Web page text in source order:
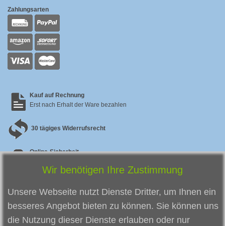
Zahlungsarten
Kauf auf Rechnung
Erst nach Erhalt der Ware bezahlen
30 tägiges Widerrufsrecht
Online-Sicherheit
So zufriedensind unsere bisherigen Kunden
Wir benötigen Ihre Zustimmung
Unsere Webseite nutzt Dienste Dritter, um Ihnen ein
besseres Angebot bieten zu können. Sie können uns
die Nutzung dieser Dienste erlauben oder nur